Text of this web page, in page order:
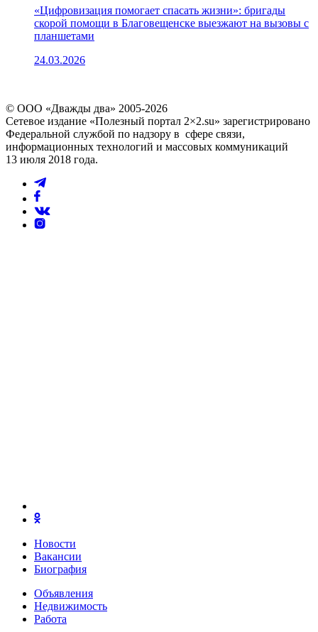
«Цифровизация помогает спасать жизни»: бригады
скорой помощи в Благовещенске выезжают на вызовы с
планшетами
24.03.2026
© ООО «Дважды два» 2005-2026
Сетевое издание «Полезный портал 2×2.su» зарегистрировано
Федеральной службой по надзору в сфере связи,
информационных технологий и массовых коммуникаций
13 июля 2018 года.
Новости
Вакансии
Биография
Объявления
Недвижимость
Работа